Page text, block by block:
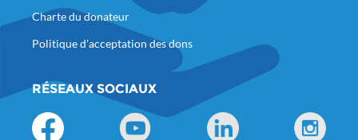
Charte du donateur
Politique d'acceptation des dons
RÉSEAUX SOCIAUX